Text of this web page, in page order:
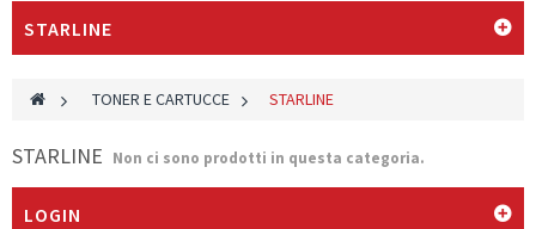
STARLINE
> TONER E CARTUCCE > STARLINE
STARLINE Non ci sono prodotti in questa categoria.
LOGIN